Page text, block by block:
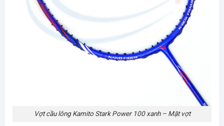
Vợt cầu lông Kamito Stark Power 100 xanh – Mặt vợt